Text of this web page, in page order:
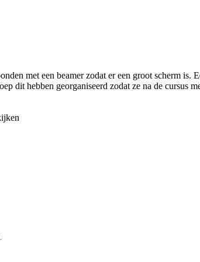
met een beamer zodat er een groot scherm is.
hebben georganiseerd zodat ze na de cursus